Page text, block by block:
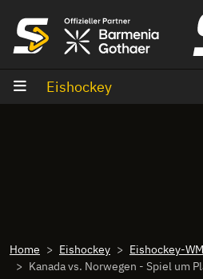
Eishockey
Home Eishockey
Eishockey-
Kanada vs. Norwegen - Spiel um